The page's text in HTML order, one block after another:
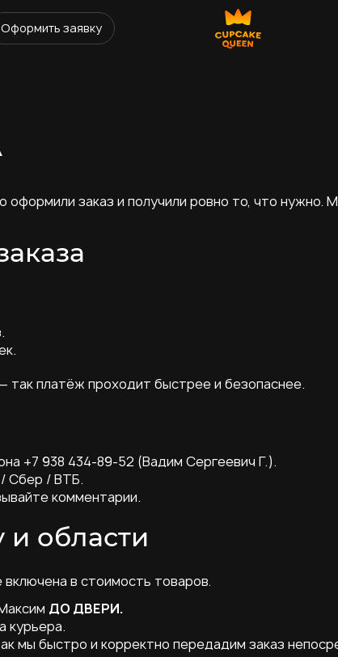
Оформить заявку
заказ и получили ровно то, что
так платёж проходит быстрее и безопаснее.
+7 938 434-89-52 (Вадим Сергеевич Г.).
Сбер / ВТБ.
комментарии.
и области
в стоимость товаров.
ДО ДВЕРИ.
курьера.
мы быстро и корректно передадим заказ